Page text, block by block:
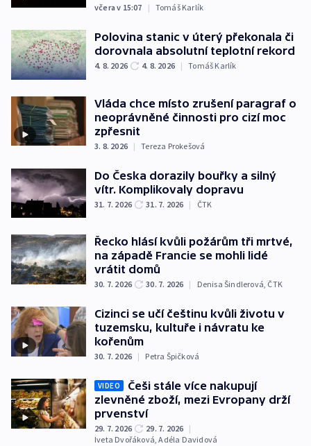
včera v 15:07 | Tomáš Karlík
Polovina stanic v úterý překonala či
dorovnala absolutní teplotní rekord
4. 8. 2026 4. 8. 2026 | Tomáš Karlík
Vláda chce místo zrušení paragraf o
neoprávněné činnosti pro cizí moc
zpřesnit
3. 8. 2026 | Tereza Prokešová
Do Česka dorazily bouřky a silný
vítr. Komplikovaly dopravu
31. 7. 2026 31. 7. 2026 | ČTK
Řecko hlásí kvůli požárům tři mrtvé,
na západě Francie se mohli lidé
vrátit domů
30. 7. 2026 30. 7. 2026 | Denisa Šindlerová, ČTK
Cizinci se učí češtinu kvůli životu v
tuzemsku, kultuře i návratu ke
kořenům
30. 7. 2026 | Petra Špičková
VIDEO
Češi stále více nakupují
zlevněné zboží, mezi Evropany drží
prvenství
29. 7. 2026 29. 7. 2026 |
Iveta Dvořáková,Adéla Davidová